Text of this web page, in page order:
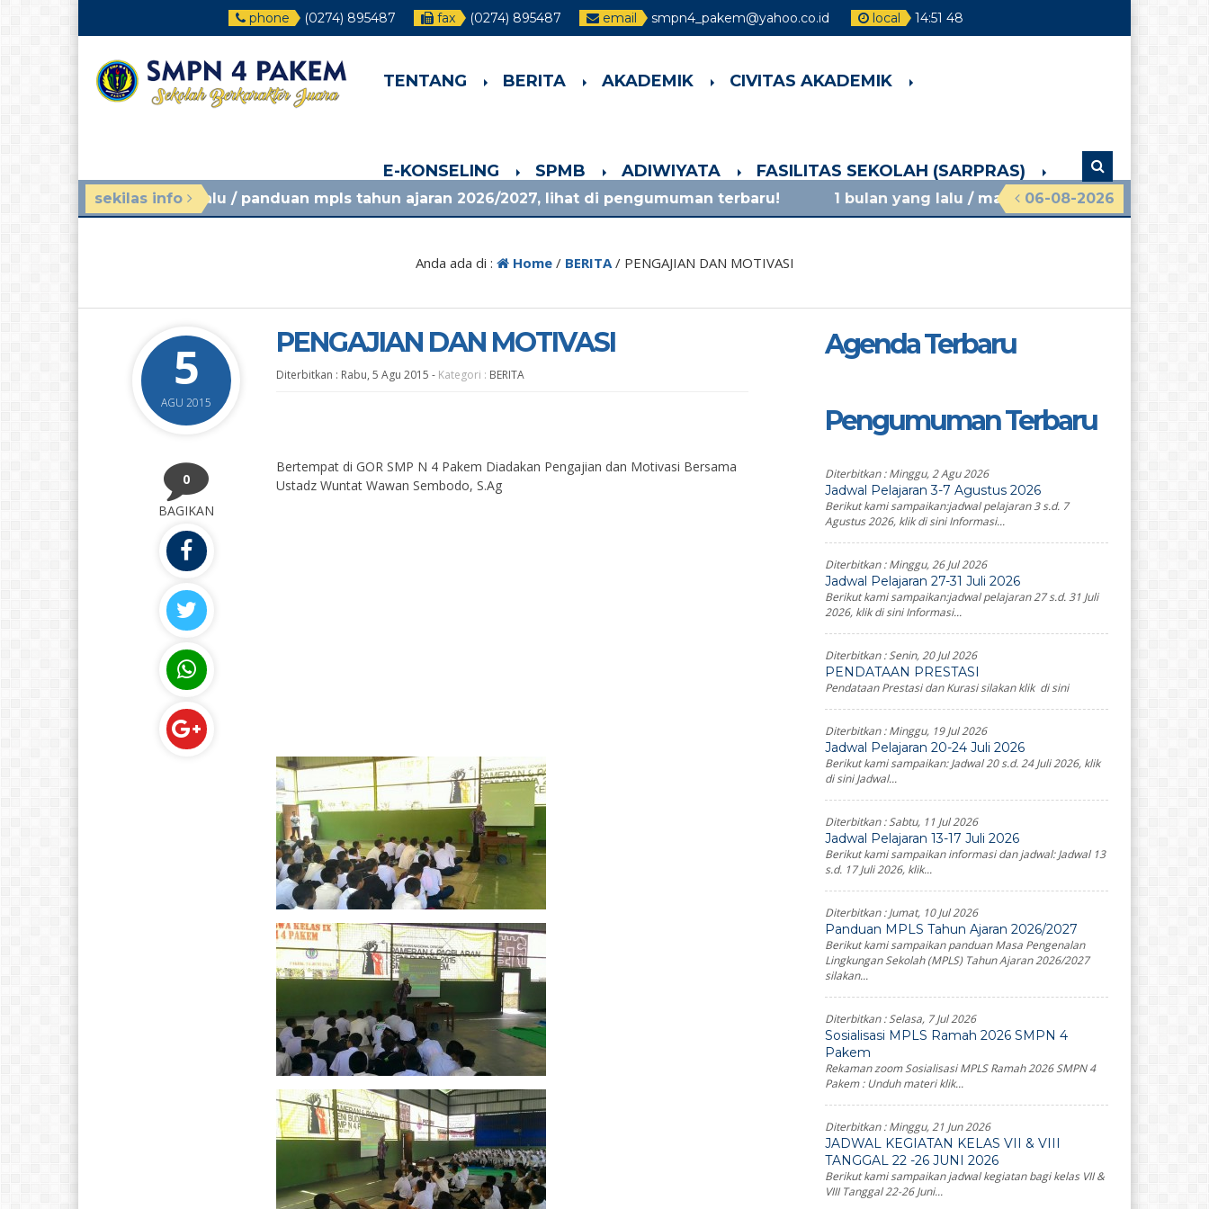
phone (0274) 895487 fax (0274) 895487 email smpn4_pakem@yahoo.co.id local 14:51 50
TENTANG BERITA AKADEMIK CIVITAS AKADEMIK
E-KONSELING SPMB ADIWIYATA FASILITAS SEKOLAH (SARPRAS)
sekilas info 06-08-2026
yang lalu/ panduan mpls tahun ajaran 2026/2027, lihat di pengumuman terbaru! 1 bulan yang lalu/ materi sosialisasi mpls ramah 2026 smpn
Anda ada di : Home/ BERITA/ PENGAJIAN DAN MOTIVASI
5
AGU 2015
PENGAJIAN DAN MOTIVASI
Diterbitkan : Rabu, 5 Agu 2015 - Kategori : BERITA
0
BAGIKAN
Bertempat di GOR SMP N 4 Pakem Diadakan Pengajian dan Motivasi Bersama
Ustadz Wuntat Wawan Sembodo, S.Ag
Agenda Terbaru
Pengumuman Terbaru
Diterbitkan :Minggu, 2 Agu 2026
Jadwal Pelajaran 3-7 Agustus 2026
Berikut kami sampaikan:jadwal pelajaran 3 s.d. 7
Agustus 2026, klik di sini Informasi...
Diterbitkan :Minggu, 26 Jul 2026
Jadwal Pelajaran 27-31 Juli 2026
Berikut kami sampaikan:jadwal pelajaran 27 s.d. 31 Juli
2026, klik di sini Informasi...
Diterbitkan :Senin, 20 Jul 2026
PENDATAAN PRESTASI
Pendataan Prestasi dan Kurasi silakan klik di sini
Diterbitkan :Minggu, 19 Jul 2026
Jadwal Pelajaran 20-24 Juli 2026
Berikut kami sampaikan: Jadwal 20 s.d. 24 Juli 2026, klik
di sini Jadwal...
Diterbitkan :Sabtu, 11 Jul 2026
Jadwal Pelajaran 13-17 Juli 2026
Berikut kami sampaikan informasi dan jadwal: Jadwal 13
s.d. 17 Juli 2026, klik...
Diterbitkan :Jumat, 10 Jul 2026
Panduan MPLS Tahun Ajaran 2026/2027
Berikut kami sampaikan panduan Masa Pengenalan
Lingkungan Sekolah (MPLS) Tahun Ajaran 2026/2027
silakan...
Diterbitkan :Selasa, 7 Jul 2026
Sosialisasi MPLS Ramah 2026 SMPN 4
Pakem
Rekaman zoom Sosialisasi MPLS Ramah 2026 SMPN 4
Pakem : Unduh materi klik...
Diterbitkan :Minggu, 21 Jun 2026
JADWAL KEGIATAN KELAS VII & VIII
TANGGAL 22 -26 JUNI 2026
Berikut kami sampaikan jadwal kegiatan bagi kelas VII &
VIII Tanggal 22-26 Juni...